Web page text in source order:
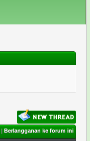
|Berlangganan ke forum ini